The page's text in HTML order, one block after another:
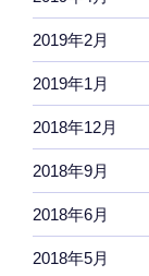
2019年2月
2019年1月
2018年12月
2018年9月
2018年6月
2018年5月